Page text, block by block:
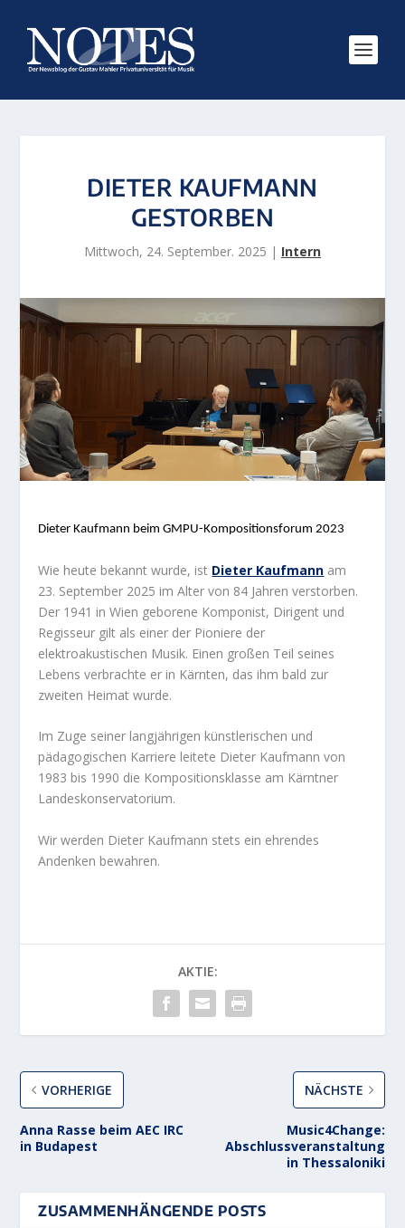
DIETER KAUFMANN
GESTORBEN
Mittwoch, 24. September. 2025 | Intern
Dieter Kaufmann beim GMPU-Kompositionsforum 2023
Wie heute bekannt wurde, ist Dieter Kaufmann am
23. September 2025 im Alter von 84 Jahren verstorben.
Der 1941 in Wien geborene Komponist, Dirigent und
Regisseur gilt als einer der Pioniere der
elektroakustischen Musik. Einen großen Teil seines
Lebens verbrachte er in Kärnten, das ihm bald zur
zweiten Heimat wurde.
Im Zuge seiner langjährigen künstlerischen und
pädagogischen Karriere leitete Dieter Kaufmann von
1983 bis 1990 die Kompositionsklasse am Kärntner
Landeskonservatorium.
Wir werden Dieter Kaufmann stets ein ehrendes
Andenken bewahren.
AKTIE:
VORHERIGE
Anna Rasse beim AEC IRC
in Budapest
NÄCHSTE
Music4Change:
Abschlussveranstaltung
in Thessaloniki
ZUSAMMENHÄNGENDE POSTS